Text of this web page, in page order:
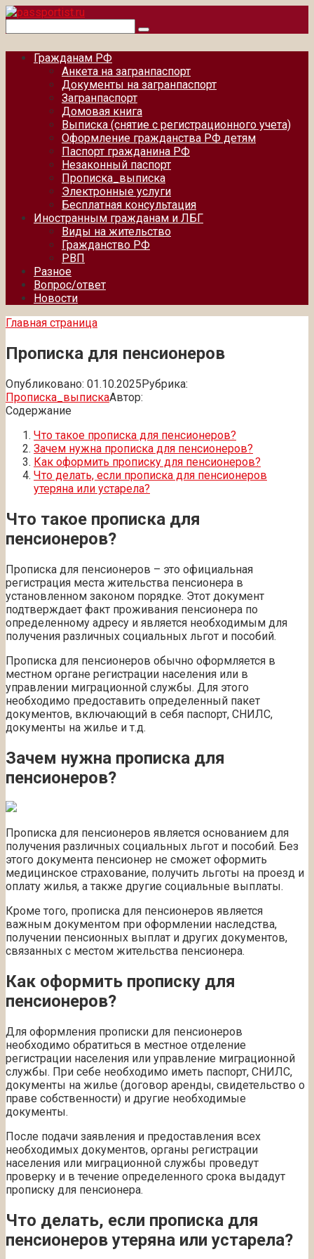
Перейти
контенту
Гражданам РФ
Анкета на загранпаспорт
Документы на загранпаспорт
Загранпаспорт
Домовая книга
Выписка (снятие с регистрационного учета)
Оформление гражданства РФ детям
Паспорт гражданина РФ
Незаконный паспорт
Прописка_выписка
Электронные услуги
Бесплатная консультация
Иностранным гражданам и ЛБГ
Виды на жительство
Гражданство РФ
РВП
Разное
Вопрос/ответ
Новости
Главная страница
Прописка для пенсионеров
Опубликовано: 01.10.2025Рубрика:
Прописка_выпискаАвтор:
Содержание
Что такое прописка для пенсионеров?
Зачем нужна прописка для пенсионеров?
Как оформить прописку для пенсионеров?
Что делать, если прописка для пенсионеров
утеряна или устарела?
Что такое прописка для
пенсионеров?
Прописка для пенсионеров – это официальная
регистрация места жительства пенсионера в
установленном законом порядке. Этот документ
подтверждает факт проживания пенсионера по
определенному адресу и является необходимым для
получения различных социальных льгот и пособий.
Прописка для пенсионеров обычно оформляется в
местном органе регистрации населения или в
управлении миграционной службы. Для этого
необходимо предоставить определенный пакет
документов, включающий в себя паспорт, СНИЛС,
документы на жилье и т.д.
Зачем нужна прописка для
пенсионеров?
Прописка для пенсионеров является основанием для
получения различных социальных льгот и пособий. Без
этого документа пенсионер не сможет оформить
медицинское страхование, получить льготы на проезд и
оплату жилья, а также другие социальные выплаты.
Кроме того, прописка для пенсионеров является
важным документом при оформлении наследства,
получении пенсионных выплат и других документов,
связанных с местом жительства пенсионера.
Как оформить прописку для
пенсионеров?
Для оформления прописки для пенсионеров
необходимо обратиться в местное отделение
регистрации населения или управление миграционной
службы. При себе необходимо иметь паспорт, СНИЛС,
документы на жилье (договор аренды, свидетельство о
праве собственности) и другие необходимые
документы.
После подачи заявления и предоставления всех
необходимых документов, органы регистрации
населения или миграционной службы проведут
проверку и в течение определенного срока выдадут
прописку для пенсионера.
Что делать, если прописка для
пенсионеров утеряна или устарела?